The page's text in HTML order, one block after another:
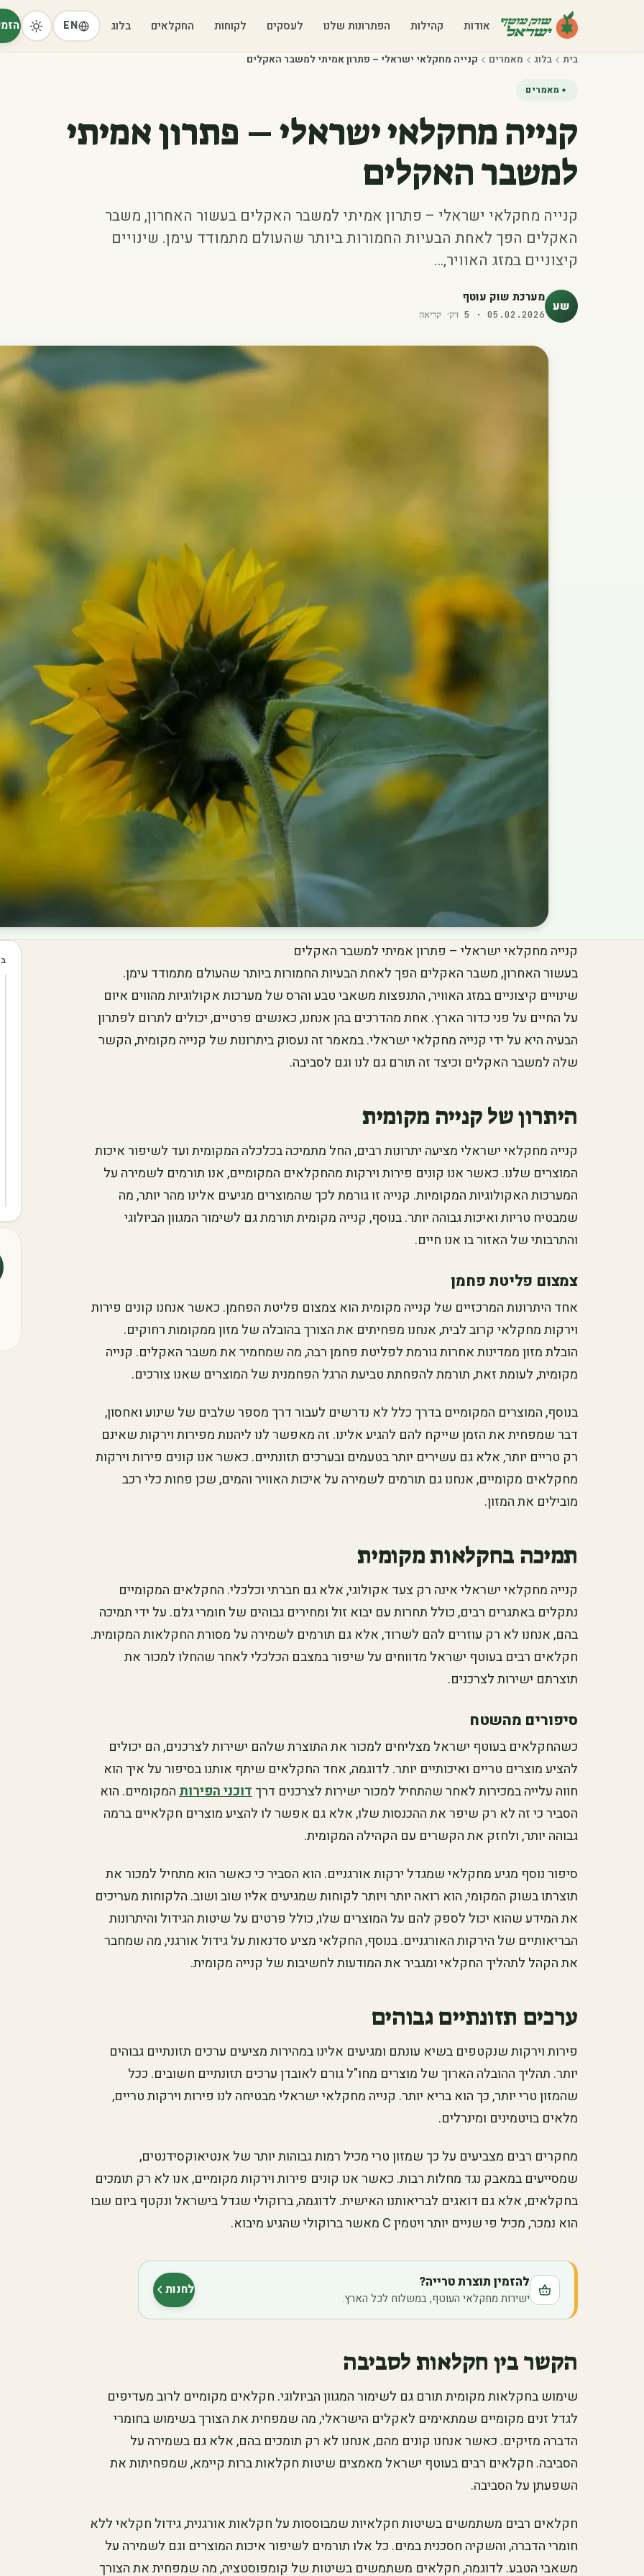
אודות קהילות הפתרונות שלנו לעסקים לקוחות החקלאים בלוג EN
בית בלוג מאמרים קנייה מחקלאי ישראלי – פתרון אמיתי למשבר האקלים
מאמרים
קנייה מחקלאי ישראלי – פתרון אמיתי
למשבר האקלים
קנייה מחקלאי ישראלי – פתרון אמיתי למשבר האקלים בעשור האחרון, משבר
האקלים הפך לאחת הבעיות החמורות ביותר שהעולם מתמודד עימן. שינויים
קיצוניים במזג האוויר,…
שע מערכת שוק עוטף
05.02.2026
·
5 דק׳ קריאה
קנייה מחקלאי ישראלי – פתרון אמיתי למשבר האקלים
בעשור האחרון, משבר האקלים הפך לאחת הבעיות החמורות ביותר שהעולם מתמודד עימן.
שינויים קיצוניים במזג האוויר, התנפצות משאבי טבע והרס של מערכות אקולוגיות מהווים איום
על החיים על פני כדור הארץ. אחת מהדרכים בהן אנחנו, כאנשים פרטיים, יכולים לתרום לפתרון
הבעיה היא על ידי קנייה מחקלאי ישראלי. במאמר זה נעסוק ביתרונות של קנייה מקומית, הקשר
שלה למשבר האקלים וכיצד זה תורם גם לנו וגם לסביבה.
היתרון של קנייה מקומית
קנייה מחקלאי ישראלי מציעה יתרונות רבים, החל מתמיכה בכלכלה המקומית ועד לשיפור איכות
המוצרים שלנו. כאשר אנו קונים פירות וירקות מהחקלאים המקומיים, אנו תורמים לשמירה על
המערכות האקולוגיות המקומיות. קנייה זו גורמת לכך שהמוצרים מגיעים אלינו מהר יותר, מה
שמבטיח טריות ואיכות גבוהה יותר. בנוסף, קנייה מקומית תורמת גם לשימור המגוון הביולוגי
והתרבותי של האזור בו אנו חיים.
צמצום פליטת פחמן
אחד היתרונות המרכזיים של קנייה מקומית הוא צמצום פליטת הפחמן. כאשר אנחנו קונים פירות
וירקות מחקלאי קרוב לבית, אנחנו מפחיתים את הצורך בהובלה של מזון ממקומות רחוקים.
הובלת מזון ממדינות אחרות גורמת לפליטת פחמן רבה, מה שמחמיר את משבר האקלים. קנייה
מקומית, לעומת זאת, תורמת להפחתת טביעת הרגל הפחמנית של המוצרים שאנו צורכים.
בנוסף, המוצרים המקומיים בדרך כלל לא נדרשים לעבור דרך מספר שלבים של שינוע ואחסון,
דבר שמפחית את הזמן שייקח להם להגיע אלינו. זה מאפשר לנו ליהנות מפירות וירקות שאינם
רק טריים יותר, אלא גם עשירים יותר בטעמים ובערכים תזונתיים. כאשר אנו קונים פירות וירקות
מחקלאים מקומיים, אנחנו גם תורמים לשמירה על איכות האוויר והמים, שכן פחות כלי רכב
מובילים את המזון.
תמיכה בחקלאות מקומית
קנייה מחקלאי ישראלי אינה רק צעד אקולוגי, אלא גם חברתי וכלכלי. החקלאים המקומיים
נתקלים באתגרים רבים, כולל תחרות עם יבוא זול ומחירים גבוהים של חומרי גלם. על ידי תמיכה
בהם, אנחנו לא רק עוזרים להם לשרוד, אלא גם תורמים לשמירה על מסורת החקלאות המקומית.
חקלאים רבים בעוטף ישראל מדווחים על שיפור במצבם הכלכלי לאחר שהחלו למכור את
תוצרתם ישירות לצרכנים.
סיפורים מהשטח
כשהחקלאים בעוטף ישראל מצליחים למכור את התוצרת שלהם ישירות לצרכנים, הם יכולים
להציע מוצרים טריים ואיכותיים יותר. לדוגמה, אחד החקלאים שיתף אותנו בסיפור על איך הוא
חווה עלייה במכירות לאחר שהתחיל למכור ישירות לצרכנים דרךדוכני הפירותהמקומיים. הוא
הסביר כי זה לא רק שיפר את ההכנסות שלו, אלא גם אפשר לו להציע מוצרים חקלאיים ברמה
גבוהה יותר, ולחזק את הקשרים עם הקהילה המקומית.
סיפור נוסף מגיע מחקלאי שמגדל ירקות אורגניים. הוא הסביר כי כאשר הוא מתחיל למכור את
תוצרתו בשוק המקומי, הוא רואה יותר ויותר לקוחות שמגיעים אליו שוב ושוב. הלקוחות מעריכים
את המידע שהוא יכול לספק להם על המוצרים שלו, כולל פרטים על שיטות הגידול והיתרונות
הבריאותיים של הירקות האורגניים. בנוסף, החקלאי מציע סדנאות על גידול אורגני, מה שמחבר
את הקהל לתהליך החקלאי ומגביר את המודעות לחשיבות של קנייה מקומית.
ערכים תזונתיים גבוהים
פירות וירקות שנקטפים בשיא עונתם ומגיעים אלינו במהירות מציעים ערכים תזונתיים גבוהים
יותר. תהליך ההובלה הארוך של מוצרים מחו"ל גורם לאובדן ערכים תזונתיים חשובים. ככל
שהמזון טרי יותר, כך הוא בריא יותר. קנייה מחקלאי ישראלי מבטיחה לנו פירות וירקות טריים,
מלאים בויטמינים ומינרלים.
מחקרים רבים מצביעים על כך שמזון טרי מכיל רמות גבוהות יותר של אנטיאוקסידנטים,
שמסייעים במאבק נגד מחלות רבות. כאשר אנו קונים פירות וירקות מקומיים, אנו לא רק תומכים
בחקלאים, אלא גם דואגים לבריאותנו האישית. לדוגמה, ברוקולי שגדל בישראל ונקטף ביום שבו
הוא נמכר, מכיל פי שניים יותר ויטמין C מאשר ברוקולי שהגיע מיבוא.
להזמין תוצרת טרייה?
ישירות מחקלאי העוטף, במשלוח לכל הארץ.
לחנות(נפתח בלשונית חדשה)
הקשר בין חקלאות לסביבה
שימוש בחקלאות מקומית תורם גם לשימור המגוון הביולוגי. חקלאים מקומיים לרוב מעדיפים
לגדל זנים מקומיים שמתאימים לאקלים הישראלי, מה שמפחית את הצורך בשימוש בחומרי
הדברה מזיקים. כאשר אנחנו קונים מהם, אנחנו לא רק תומכים בהם, אלא גם בשמירה על
הסביבה. חקלאים רבים בעוטף ישראל מאמצים שיטות חקלאות ברות קיימא, שמפחיתות את
השפעתן על הסביבה.
חקלאים רבים משתמשים בשיטות חקלאיות שמבוססות על חקלאות אורגנית, גידול חקלאי ללא
חומרי הדברה, והשקיה חסכנית במים. כל אלו תורמים לשיפור איכות המוצרים וגם לשמירה על
משאבי הטבע. לדוגמה, חקלאים משתמשים בשיטות של קומפוסטציה, מה שמפחית את הצורך